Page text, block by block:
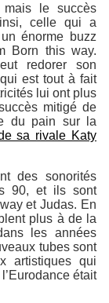
le succès
celle qui a
énorme buzz
Born this way.
redorer son
est tout à fait
lui ont plus
mitigé de
du pain sur la
sa rivale Katy
des sonorités
90, et ils sont
et Judas. En
plus à de la
les années
tubes sont
artistiques qui
était